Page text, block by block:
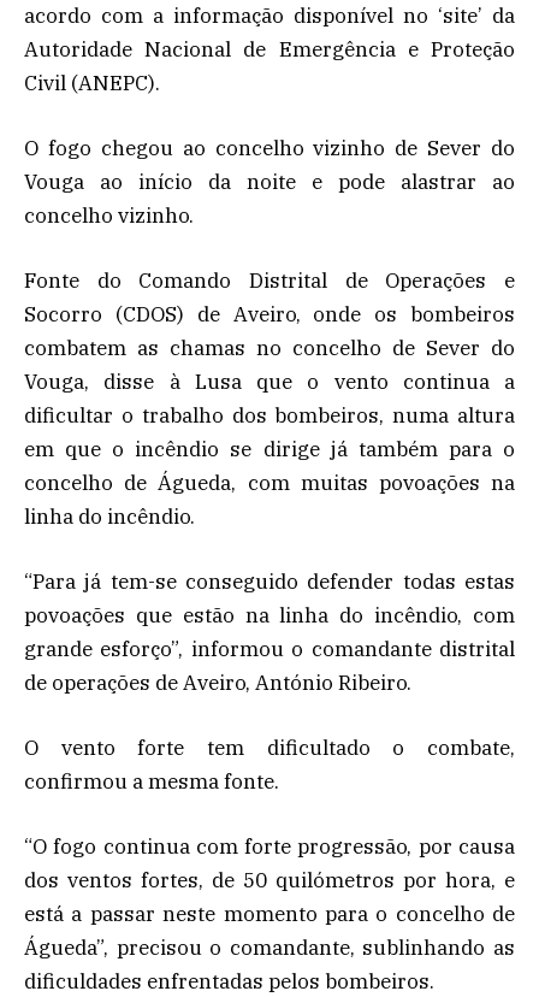
acordo com a informação disponível no ‘site’ da
Autoridade Nacional de Emergência e Proteção
Civil (ANEPC).
O fogo chegou ao concelho vizinho de Sever do
Vouga ao início da noite e pode alastrar ao
concelho vizinho.
Fonte do Comando Distrital de Operações e
Socorro (CDOS) de Aveiro, onde os bombeiros
combatem as chamas no concelho de Sever do
Vouga, disse à Lusa que o vento continua a
dificultar o trabalho dos bombeiros, numa altura
em que o incêndio se dirige já também para o
concelho de Águeda, com muitas povoações na
linha do incêndio.
“Para já tem-se conseguido defender todas estas
povoações que estão na linha do incêndio, com
grande esforço”, informou o comandante distrital
de operações de Aveiro, António Ribeiro.
O vento forte tem dificultado o combate,
confirmou a mesma fonte.
“O fogo continua com forte progressão, por causa
dos ventos fortes, de 50 quilómetros por hora, e
está a passar neste momento para o concelho de
Águeda”, precisou o comandante, sublinhando as
dificuldades enfrentadas pelos bombeiros.